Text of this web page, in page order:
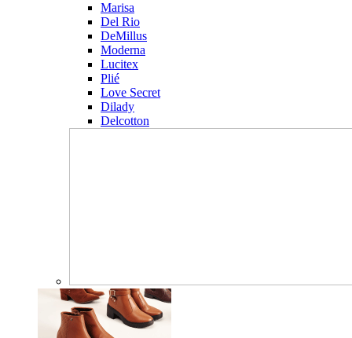
Marisa
Del Rio
DeMillus
Moderna
Lucitex
Plié
Love Secret
Dilady
Delcotton